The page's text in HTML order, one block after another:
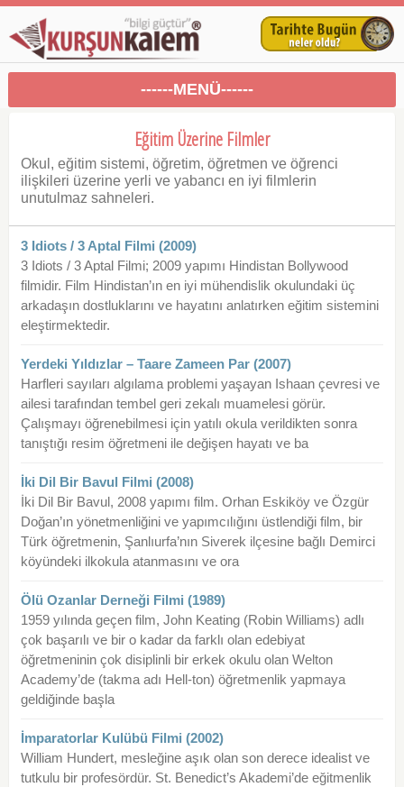
------MENÜ------
Eğitim Üzerine Filmler
Okul, eğitim sistemi, öğretim, öğretmen ve öğrenci
ilişkileri üzerine yerli ve yabancı en iyi filmlerin
unutulmaz sahneleri.
3 Idiots / 3 Aptal Filmi (2009)
3 Idiots / 3 Aptal Filmi; 2009 yapımı Hindistan Bollywood
filmidir. Film Hindistan’ın en iyi mühendislik okulundaki üç
arkadaşın dostluklarını ve hayatını anlatırken eğitim sistemini
eleştirmektedir.
Yerdeki Yıldızlar – Taare Zameen Par (2007)
Harfleri sayıları algılama problemi yaşayan Ishaan çevresi ve
ailesi tarafından tembel geri zekalı muamelesi görür.
Çalışmayı öğrenebilmesi için yatılı okula verildikten sonra
tanıştığı resim öğretmeni ile değişen hayatı ve ba
İki Dil Bir Bavul Filmi (2008)
İki Dil Bir Bavul, 2008 yapımı film. Orhan Eskiköy ve Özgür
Doğan’ın yönetmenliğini ve yapımcılığını üstlendiği film, bir
Türk öğretmenin, Şanlıurfa’nın Siverek ilçesine bağlı Demirci
köyündeki ilkokula atanmasını ve ora
Ölü Ozanlar Derneği Filmi (1989)
1959 yılında geçen film, John Keating (Robin Williams) adlı
çok başarılı ve bir o kadar da farklı olan edebiyat
öğretmeninin çok disiplinli bir erkek okulu olan Welton
Academy’de (takma adı Hell-ton) öğretmenlik yapmaya
geldiğinde başla
İmparatorlar Kulübü Filmi (2002)
William Hundert, mesleğine aşık olan son derece idealist ve
tutkulu bir profesördür. St. Benedict’s Akademi’de eğitmenlik